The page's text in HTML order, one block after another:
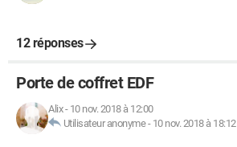
12 réponses
Porte de coffret EDF
Alix- 10 nov. 2018 à 12:00
Utilisateur anonyme- 10 nov. 2018 à 18:12